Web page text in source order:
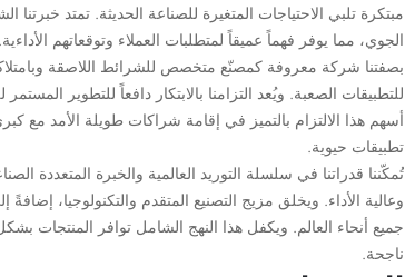
مبتكرة تلبي الاحتياجات المتغيرة للصناعة الحديثة. تمتد
الجوي، مما يوفر فهماً عميقاً لمتطلبات العملاء وتوقعاتهم الأداءية.
بصفتنا شركة معروفة كمصنّع متخصص للشرائط اللاصقة
للتطبيقات الصعبة. ويُعد التزامنا بالابتكار دافعاً للتطوير
أسهم هذا الالتزام بالتميز في إقامة شراكات طويلة الأمد مع
تطبيقات حيوية.
تُمكّننا قدراتنا في سلسلة التوريد العالمية والخبرة
وعالية الأداء. ويخلق مزيج التصنيع المتقدم والتكنولوجيا،
جميع أنحاء العالم. ويكفل هذا النهج الشامل توافر المنتجات
ناجحة.